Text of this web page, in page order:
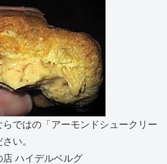
らではの「アーモンドシュークリー
い。
ハイデルベルグ